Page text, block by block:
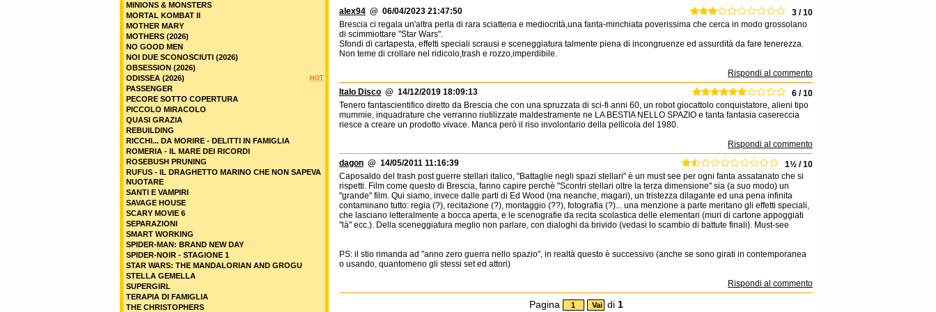
alex94 @ 06/04/2023 21:47:50
3 / 10
Brescia ci regala un'altra perla di rara sciatteria e mediocrità,una fanta-minchiata poverissima che cerca in modo grossolano
di scimmiottare "Star Wars".
Sfondi di cartapesta, effetti speciali scrausi e sceneggiatura talmente piena di incongruenze ed assurdità da fare tenerezza.
Non teme di crollare nel ridicolo,trash e rozzo,imperdibile.
Rispondi al commento
Italo Disco @ 14/12/2019 18:09:13
6 / 10
Tenero fantascientifico diretto da Brescia che con una spruzzata di sci-fi anni 60, un robot giocattolo conquistatore, alieni tipo
mummie, inquadrature che verranno riutilizzate maldestramente ne LA BESTIA NELLO SPAZIO e tanta fantasia casereccia
riesce a creare un prodotto vivace. Manca però il riso involontario della pellicola del 1980.
Rispondi al commento
dagon @ 14/05/2011 11:16:39
1½ / 10
Caposaldo del trash post guerre stellari italico, "Battaglie negli spazi stellari" è un must see per ogni fanta assatanato che si
rispetti. Film come questo di Brescia, fanno capire perchè "Scontri stellari oltre la terza dimensione" sia (a suo modo) un
"grande" film. Qui siamo, invece dalle parti di Ed Wood (ma neanche, magari), un tristezza dilagante ed una pena infinita
contaminano tutto: regia (?), recitazione (?), montaggio (??), fotografia (?)... una menzione a parte meritano gli effetti speciali,
che lasciano letteralmente a bocca aperta, e le scenografie da recita scolastica delle elementari (muri di cartone appoggiati
"là" ecc.). Della sceneggiatura meglio non parlare, con dialoghi da brivido (vedasi lo scambio di battute finali). Must-see
PS: il stio rimanda ad "anno zero guerra nello spazio", in realtà questo è successivo (anche se sono girati in contemporanea
o usando, quantomeno gli stessi set ed attori)
Rispondi al commento
Pagina di 1
MINIONS & MONSTERS
MORTAL KOMBAT II
MOTHER MARY
MOTHERS (2026)
NO GOOD MEN
NOI DUE SCONOSCIUTI (2026)
OBSESSION (2026)
HOT
ODISSEA (2026)
PASSENGER
PECORE SOTTO COPERTURA
PICCOLO MIRACOLO
QUASI GRAZIA
REBUILDING
RICCHI... DA MORIRE - DELITTI IN FAMIGLIA
ROMERIA - IL MARE DEI RICORDI
ROSEBUSH PRUNING
RUFUS - IL DRAGHETTO MARINO CHE NON SAPEVA
NUOTARE
SANTI E VAMPIRI
SAVAGE HOUSE
SCARY MOVIE 6
SEPARAZIONI
SMART WORKING
SPIDER-MAN: BRAND NEW DAY
SPIDER-NOIR - STAGIONE 1
STAR WARS: THE MANDALORIAN AND GROGU
STELLA GEMELLA
SUPERGIRL
TERAPIA DI FAMIGLIA
THE CHRISTOPHERS